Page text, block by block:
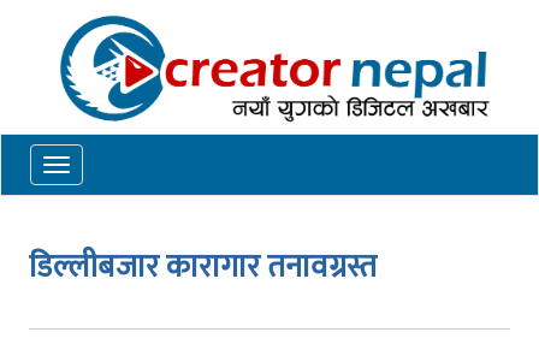
Toggle
navigation
डिल्लीबजार कारागार तनावग्रस्त